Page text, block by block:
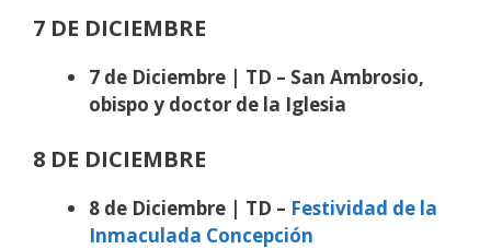
7 DE DICIEMBRE
7 de Diciembre | TD – San Ambrosio,
obispo y doctor de la Iglesia
8 DE DICIEMBRE
8 de Diciembre | TD – Festividad de la
Inmaculada Concepción